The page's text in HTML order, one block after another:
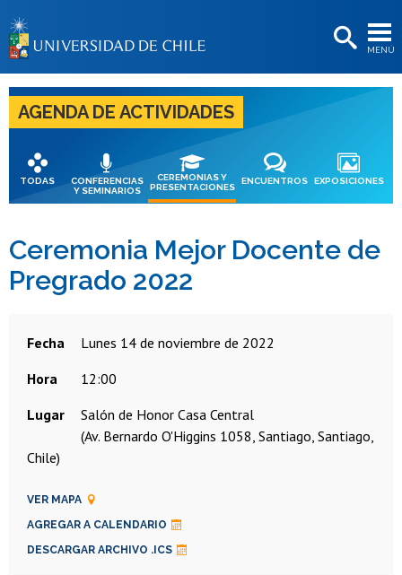
MENÚ
BIBLIOTECAS
LA UNIVERSIDAD
Postulantes
Estudiantes
Académicas/os
Funcionarias/os
Egresadas/os
AGENDA DE ACTIVIDADES
TODAS
CONFERENCIAS
Y SEMINARIOS
CEREMONIAS Y
PRESENTACIONES
ENCUENTROS EXPOSICIONES
Ceremonia Mejor Docente de
Pregrado 2022
Fecha
lunes 14 de noviembre de 2022
Hora
12:00
Lugar
Salón de Honor Casa Central
(Av. Bernardo O'Higgins 1058, Santiago, Santiago,
Chile)
VER MAPA
AGREGAR A CALENDARIO
DESCARGAR ARCHIVO .ICS